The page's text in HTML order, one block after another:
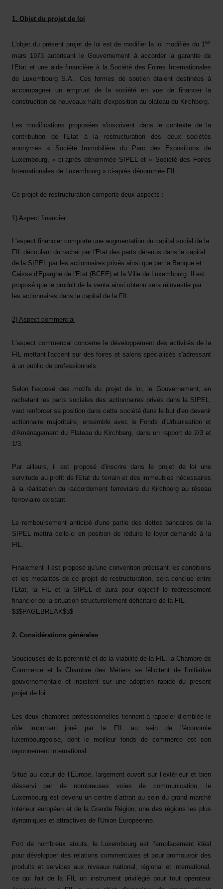
1. Objet du projet de loi
L'objet du présent projet de loi est de modifier la loi modifiée du 1ier
mars 1973 autorisant le Gouvernement à accorder la garantie de
l'Etat et une aide financière à la Société des Foires Internationales
de Luxembourg S.A.. Ces formes de soutien étaient destinées à
accompagner un emprunt de la société en vue de financer la
construction de nouveaux halls d'exposition au plateau du Kirchberg.
Les modifications proposées s'inscrivent dans le contexte de la
contribution de l'Etat à la restructuration des deux sociétés
anonymes « Société Immobilière du Parc des Expositions de
Luxembourg, » ci-après dénommée SIPEL et « Société des Foires
Internationales de Luxembourg » ci-après dénommée FIL.
Ce projet de restructuration comporte deux aspects :
1) Aspect financier
L'aspect financier comporte une augmentation du capital social de la
FIL découlant du rachat par l'Etat des parts détenus dans le capital
de la SIPEL par les actionnaires privés ainsi que par la Banque et
Caisse d'Epargne de l'Etat (BCEE) et la Ville de Luxembourg. Il est
proposé que le produit de la vente ainsi obtenu sera réinvestie par
les actionnaires dans le capital de la FIL.
2) Aspect commercial
L'aspect commercial concerne le développement des activités de la
FIL mettant l'accent sur des foires et salons spécialisés s'adressant
à un public de professionnels.
Selon l'exposé des motifs du projet de loi, le Gouvernement, en
rachetant les parts sociales des actionnaires privés dans la SIPEL,
veut renforcer sa position dans cette société dans le but d'en devenir
actionnaire majoritaire, ensemble avec le Fonds d'Urbanisation et
d'Aménagement du Plateau du Kirchberg, dans un rapport de 2/3 et
1/3.
Par ailleurs, il est proposé d'inscrire dans le projet de loi une
servitude au profit de l'Etat du terrain et des immeubles nécessaires
à la réalisation du raccordement ferroviaire du Kirchberg au réseau
ferroviaire existant.
Le remboursement anticipé d'une partie des dettes bancaires de la
SIPEL mettra celle-ci en position de réduire le loyer demandé à la
FIL.
Finalement il est proposé qu’une convention précisant les conditions
et les modalités de ce projet de restructuration, sera conclue entre
l'Etat, la FIL et la SIPEL et aura pour objectif le redressement
financier de la situation structurellement déficitaire de la FIL.
$$$PAGEBREAK$$$
2. Considérations générales
Soucieuses de la pérennité et de la viabilité de la FIL, la Chambre de
Commerce et la Chambre des Métiers se félicitent de l'initiative
gouvernementale et insistent sur une adoption rapide du présent
projet de loi.
Les deux chambres professionnelles tiennent à rappeler d’emblée le
rôle important joué par la FIL au sein de l’économie
luxembourgeoise, dont le meilleur fonds de commerce est son
rayonnement international.
Situé au cœur de l’Europe, largement ouvert sur l’extérieur et bien
désservi par de nombreuses voies de communication, le
Luxembourg est devenu un centre d’attrait au sein du grand marché
intérieur européen et de la Grande Région, une des régions les plus
dynamiques et attractives de l'Union Européenne.
Fort de nombreux atouts, le Luxembourg est l’emplacement idéal
pour développer des relations commerciales et pour promouvoir des
produits et services aux niveaux national, régional et international,
ce qui fait de la FIL un instrument privilégié pour tout opérateur